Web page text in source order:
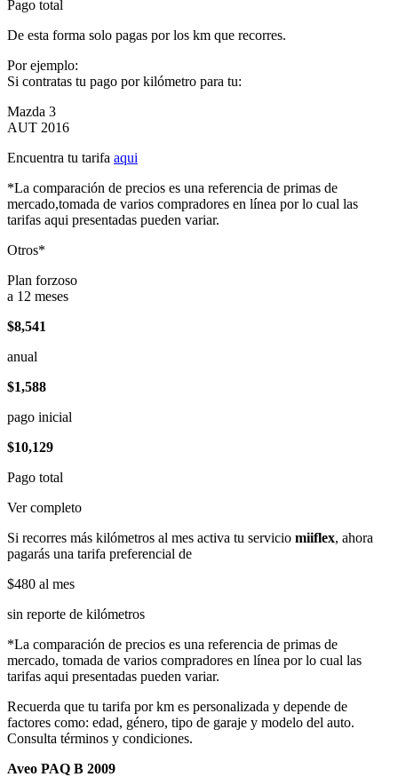
Pago total
De esta forma solo pagas por los km que recorres.
Por ejemplo:
Si contratas tu pago por kilómetro para tu:
Mazda 3
AUT 2016
Encuentra tu tarifa aqui
*La comparación de precios es una referencia de primas de
mercado,tomada de varios compradores en línea por lo cual las
tarifas aqui presentadas pueden variar.
Otros*
Plan forzoso
a 12 meses
$8,541
anual
$1,588
pago inicial
$10,129
Pago total
Ver completo
Si recorres más kilómetros al mes activa tu servicio miiflex, ahora
pagarás una tarifa preferencial de
$480 al mes
sin reporte de kilómetros
*La comparación de precios es una referencia de primas de
mercado, tomada de varios compradores en línea por lo cual las
tarifas aqui presentadas pueden variar.
Recuerda que tu tarifa por km es personalizada y depende de
factores como: edad, género, tipo de garaje y modelo del auto.
Consulta términos y condiciones.
Aveo PAQ B 2009